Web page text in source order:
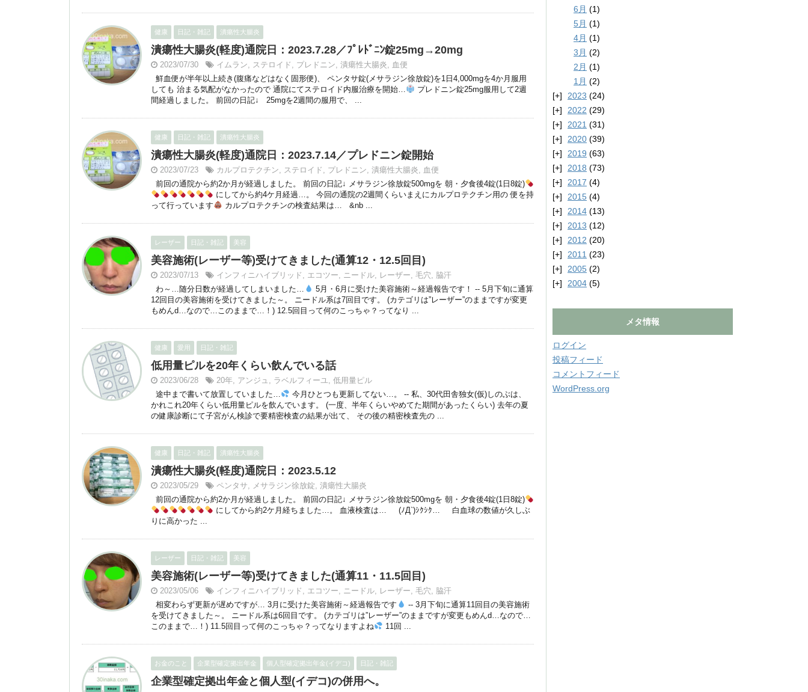
健康 日記・雑記 潰瘍性大腸炎
潰瘍性大腸炎(軽度)通院日：2023.7.28／ﾌﾟﾚﾄﾞﾆﾝ錠25mg→20mg
2023/07/30 イムラン, ステロイド , プレドニン, 潰瘍性大腸炎, 血便
鮮血便が半年以上続き(腹痛などはなく固形便)、 ペンタサ錠(メサラジン徐放錠)を1日4,000mgを4か月服用
しても 治まる気配がなかったので 通院にてステロイド内服治療を開始…
プレドニン錠25mg服用して2週
間経過しました。 前回の日記↓ 25mgを2週間の服用で、 ...
健康 日記・雑記 潰瘍性大腸炎
潰瘍性大腸炎(軽度)通院日：2023.7.14／プレドニン錠開始
2023/07/23 カルプロテクチン, ステロイド , プレドニン, 潰瘍性大腸炎, 血便
前回の通院から約2か月が経過しました。 前回の日記↓ メサラジン徐放錠500mgを 朝・夕食後4錠(1日8錠)
にしてから約4ケ月経過…。 今回の通院の2週間くらいまえにカルプロテクチン用の 便を持
って行っています
カルプロテクチンの検査結果は… &nb ...
レーザー 日記・雑記 美容
美容施術(レーザー等)受けてきました(通算12・12.5回目)
2023/07/13 インフィニハイブリッド , エコツー, ニードル, レーザー, 毛穴, 脇汗
わ～…随分日数が経過してしまいました…
5月・6月に受けた美容施術～経過報告です！ -- 5月下旬に通算
12回目の美容施術を受けてきました～。 ニードル系は7回目です。 (カテゴリは”レーザー”のままですが変更
もめんd…なので…このままで…！) 12.5回目って何のこっちゃ？ってなり ...
健康 愛用 日記・雑記
低用量ピルを20年くらい飲んでいる話
2023/06/28 20年, アンジュ , ラベルフィーユ, 低用量ピル
途中まで書いて放置していました…
今月ひとつも更新してない…。 -- 私、30代田舎独女(仮)しのぶは、
かれこれ20年くらい低用量ピルを飲んでいます。 (一度、半年くらいやめてた期間があったくらい) 去年の夏
の健康診断にて子宮がん検診で要精密検査の結果が出て、 その後の精密検査先の ...
健康 日記・雑記 潰瘍性大腸炎
潰瘍性大腸炎(軽度)通院日：2023.5.12
2023/05/29 ペンタサ, メサラジン徐放錠, 潰瘍性大腸炎
前回の通院から約2か月が経過しました。 前回の日記↓ メサラジン徐放錠500mgを 朝・夕食後4錠(1日8錠)
にしてから約2ケ月経ちました…。 血液検査は… (ﾉД`)ｼｸｼｸ… 白血球の数値が久しぶ
りに高かった ...
レーザー 日記・雑記 美容
美容施術(レーザー等)受けてきました(通算11・11.5回目)
2023/05/06 インフィニハイブリッド , エコツー, ニードル, レーザー, 毛穴, 脇汗
相変わらず更新が遅めですが… 3月に受けた美容施術～経過報告です
-- 3月下旬に通算11回目の美容施術
を受けてきました～。 ニードル系は6回目です。 (カテゴリは”レーザー”のままですが変更もめんd…なので…
このままで…！) 11.5回目って何のこっちゃ？ってなりますよね
11回 ...
お金のこと 企業型確定拠出年金 個人型確定拠出年金(イデコ) 日記・雑記
企業型確定拠出年金と個人型(イデコ)の併用へ。
6月 (1)
5月 (1)
4月 (1)
3月 (2)
2月 (1)
1月 (2)
2023 (24)
2022 (29)
2021 (31)
2020 (39)
2019 (63)
2018 (73)
2017 (4)
2015 (4)
2014 (13)
2013 (12)
2012 (20)
2011 (23)
2005 (2)
2004 (5)
メタ情報
ログイン
投稿フィード
コメントフィード
WordPress.org